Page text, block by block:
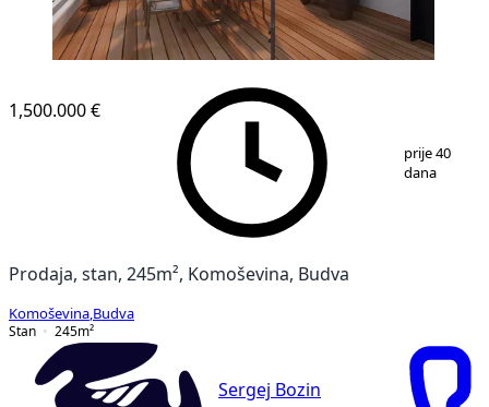
1,500.000 €
prije 40
dana
Prodaja, stan, 245m², Komoševina, Budva
Komoševina Budva
Stan
245m²
Sergej Bozin